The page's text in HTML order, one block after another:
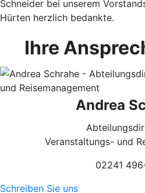
Schneider bei unserem
Hürten herzlich bedankte.
Ihre
Andrea
Veranstaltungs- und
02241
Schreiben Sie uns